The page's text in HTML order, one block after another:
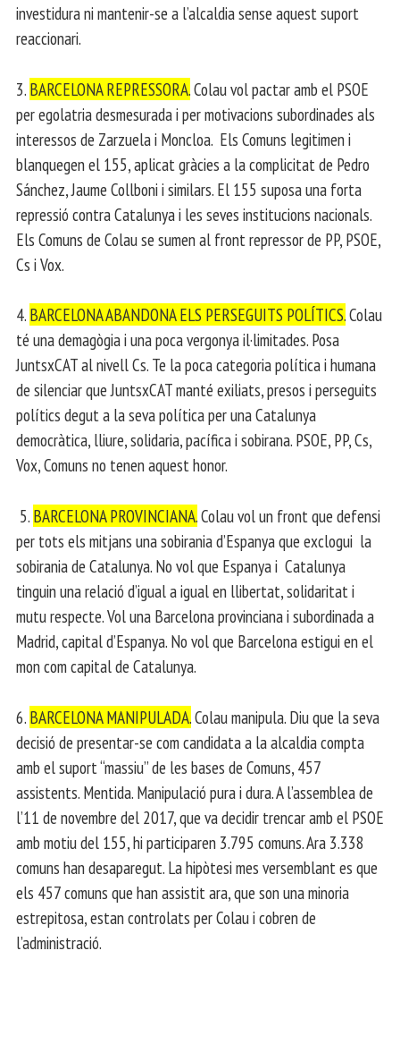
investidura ni mantenir-se a l’alcaldia sense aquest suport
reaccionari.
3. BARCELONA REPRESSORA.Colau vol pactar amb el PSOE
per egolatria desmesurada i per motivacions subordinades als
interessos de Zarzuela i Moncloa. Els Comuns legitimen i
blanquegen el 155, aplicat gràcies a la complicitat de Pedro
Sánchez, Jaume Collboni i similars. El 155 suposa una forta
repressió contra Catalunya i les seves institucions nacionals.
Els Comuns de Colau se sumen al front repressor de PP, PSOE,
Cs i Vox.
4. BARCELONA ABANDONA ELS PERSEGUITS POLÍTICS.Colau
té una demagògia i una poca vergonya il·limitades. Posa
JuntsxCAT al nivell Cs. Te la poca categoria política i humana
de silenciar que JuntsxCAT manté exiliats, presos i perseguits
polítics degut a la seva política per una Catalunya
democràtica, lliure, solidaria, pacífica i sobirana. PSOE, PP, Cs,
Vox, Comuns no tenen aquest honor.
5. BARCELONA PROVINCIANA.Colau vol un front que defensi
per tots els mitjans una sobirania d’Espanya que exclogui la
sobirania de Catalunya. No vol que Espanya i Catalunya
tinguin una relació d’igual a igual en llibertat, solidaritat i
mutu respecte. Vol una Barcelona provinciana i subordinada a
Madrid, capital d’Espanya. No vol que Barcelona estigui en el
mon com capital de Catalunya.
6. BARCELONA MANIPULADA.Colau manipula. Diu que la seva
decisió de presentar-se com candidata a la alcaldia compta
amb el suport “massiu” de les bases de Comuns, 457
assistents. Mentida. Manipulació pura i dura. A l’assemblea de
l’11 de novembre del 2017, que va decidir trencar amb el PSOE
amb motiu del 155, hi participaren 3.795 comuns. Ara 3.338
comuns han desaparegut. La hipòtesi mes versemblant es que
els 457 comuns que han assistit ara, que son una minoria
estrepitosa, estan controlats per Colau i cobren de
l’administració.